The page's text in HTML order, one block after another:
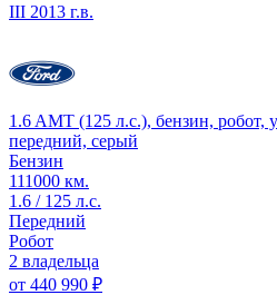
III 2013 г.в.
1.6 AMT (125 л.с.), бензин, робот,
передний, серый
Бензин
111000 км.
1.6 / 125 л.с.
Передний
Робот
2 владельца
от 440 990 ₽